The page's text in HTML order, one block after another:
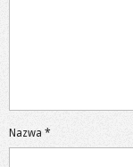
Nazwa *